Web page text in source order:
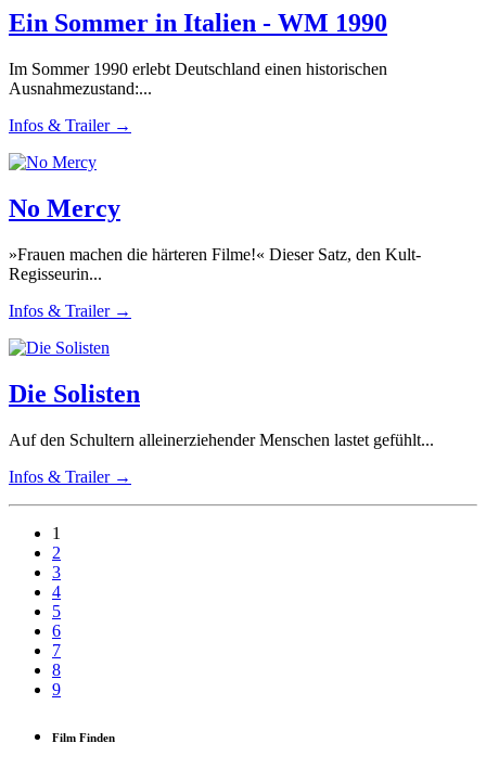
Ein Sommer in Italien - WM 1990
Im Sommer 1990 erlebt Deutschland einen historischen
Ausnahmezustand:...
Infos & Trailer →
No Mercy
»Frauen machen die härteren Filme!« Dieser Satz, den Kult-
Regisseurin...
Infos & Trailer →
Die Solisten
Auf den Schultern alleinerziehender Menschen lastet gefühlt...
Infos & Trailer →
1
2
3
4
5
6
7
8
9
Film Finden